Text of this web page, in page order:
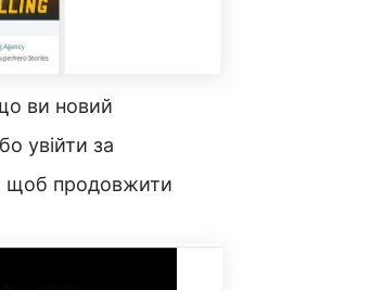
ви новий
увійти за
щоб продовжити